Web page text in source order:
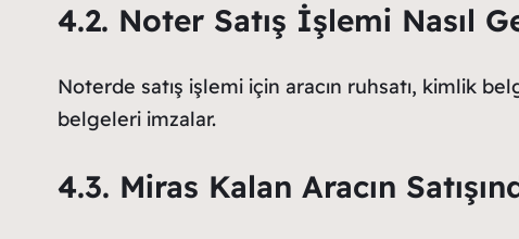
4.2. Noter Satış İşlemi Nasıl
Noterde satış işlemi için aracın ruhsatı, kimlik
belgeleri imzalar.
4.3. Miras Kalan Aracın